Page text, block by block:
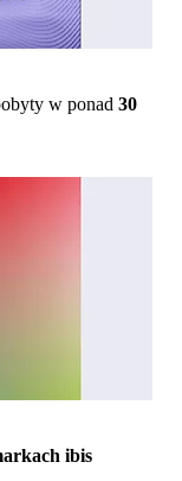
w ponad 30
ibis